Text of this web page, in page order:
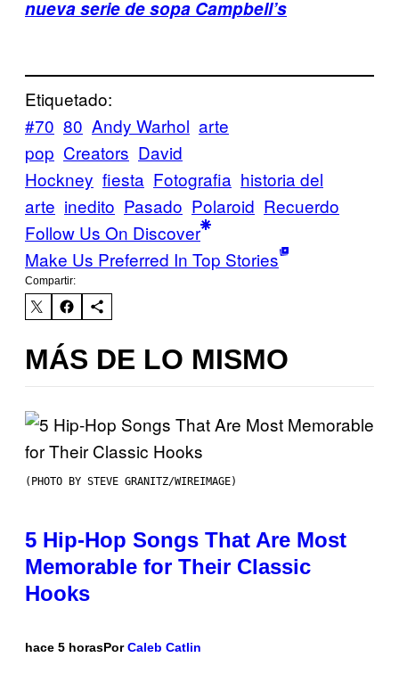
nueva serie de sopa Campbell’s
Etiquetado:
#70 80 Andy Warhol arte
pop Creators David
Hockney fiesta Fotografia historia del
arte inedito Pasado Polaroid Recuerdo
Follow Us On Discover
Make Us Preferred In Top Stories
Compartir:
MÁS DE LO MISMO
(PHOTO BY STEVE GRANITZ/WIREIMAGE)
5 Hip-Hop Songs That Are Most
Memorable for Their Classic
Hooks
hace 5 horasPorCaleb Catlin